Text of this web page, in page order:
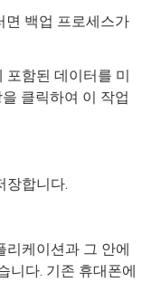
면 백업 프로세스가
포함된 데이터를 미
클릭하여 이 작업
장합니다.
리케이션과 그 안에
니다. 기존 휴대폰에